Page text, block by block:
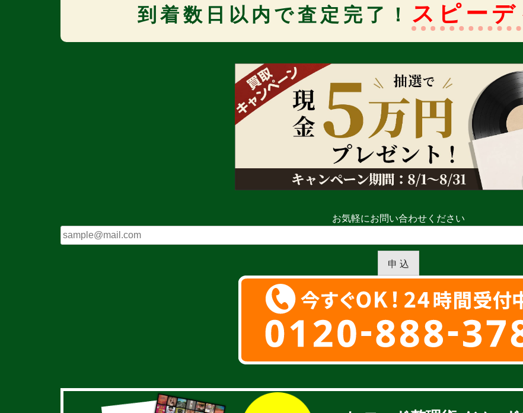
到着数日以内で査定完了！ スピーデ
お気軽にお問い合わせください
申 込